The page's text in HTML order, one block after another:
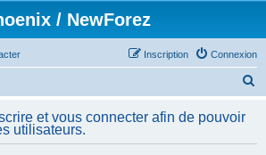
/ NewForez
Connexion
Inscription
h
et vous connecter afin de pouvoir
utilisateurs.